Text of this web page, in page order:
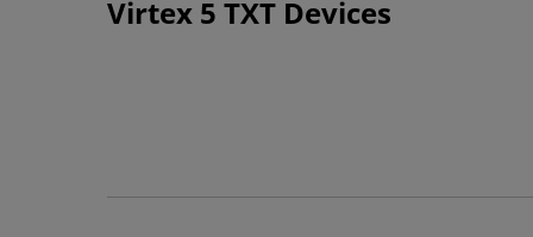
Virtex 5 TXT Devices